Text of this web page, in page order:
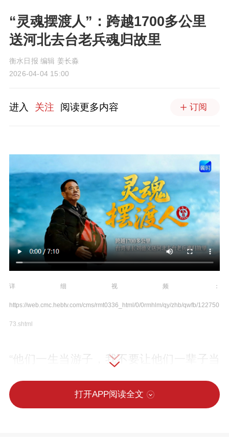
“灵魂摆渡人”：跨越1700多公里
送河北去台老兵魂归故里
衡水日报 编辑 姜长淼
2026-04-04 15:00
进入 关注 阅读更多内容 订阅
详细视频：
https://web.cmc.hebtv.com/cms/rmt0336_html/0/0rmhlm/qy/zhb/qwfb/122750
73.shtml
“他们一生当游子，我不要让他们一辈子当
老兵“回家”心愿，藏着430多段跨越海峡的
乡愁。从2003年到2026年，台湾里长刘德
打开APP阅读全文